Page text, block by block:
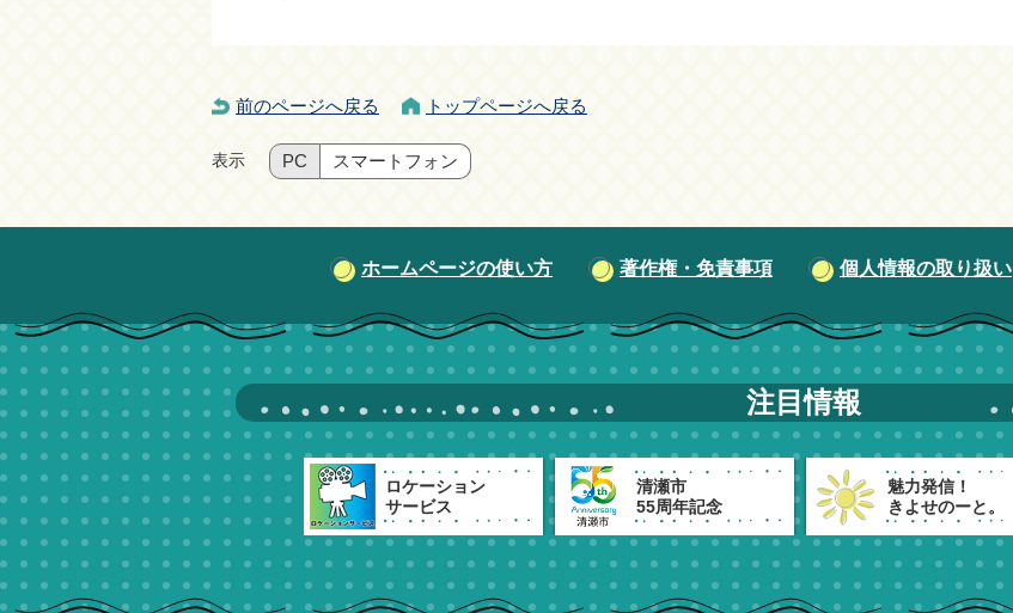
前のページへ戻る トップページへ戻る
表示 PC スマートフォン
ホームページの使い方 著作権・免責事項 個人情報の取り扱い
注目情報
ロケーション
サービス
清瀬市
55周年記念
魅力発信！
きよせのーと。